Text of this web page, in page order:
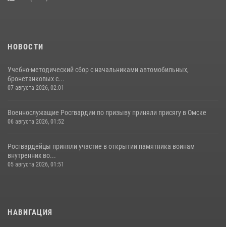
НОВОСТИ
Учебно-методический сбор с начальниками автомобильных,
бронетанковых с...
07 августа 2026, 02:01
Военнослужащие Росгвардии по призыву приняли присягу в Омске
06 августа 2026, 01:52
Росгвардейцы приняли участие в открытии памятника воинам
внутренних во...
05 августа 2026, 01:51
НАВИГАЦИЯ